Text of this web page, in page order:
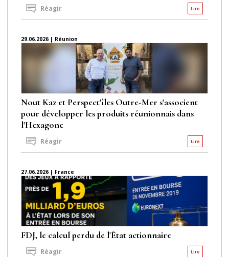
Lire
Réagir
29.06.2026 | Réunion
Nout Kaz et Perspect'îles Outre-Mer s'associent
pour développer les produits réunionnais dans
l'Hexagone
Lire
Réagir
27.06.2026 | France
FDJ, le calcul perdu de l'État actionnaire
Lire
Réagir